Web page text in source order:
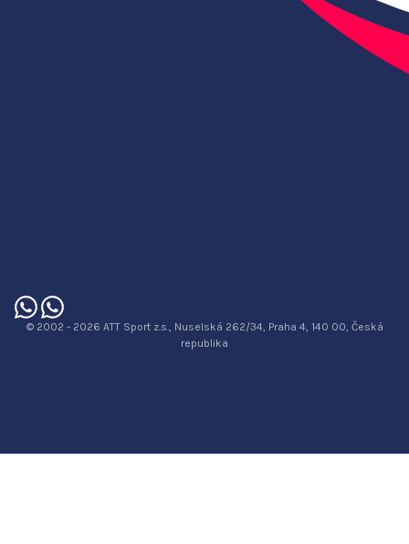
© 2002 - 2026 ATT Sport z.s., Nuselská 262/34, Praha 4, 140 00, Česká
republika